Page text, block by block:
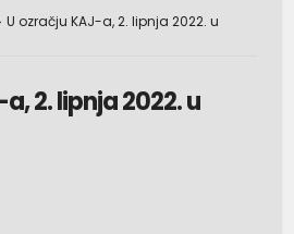
U ozračju KAJ-a, 2. lipnja 2022. u
2. lipnja 2022. u